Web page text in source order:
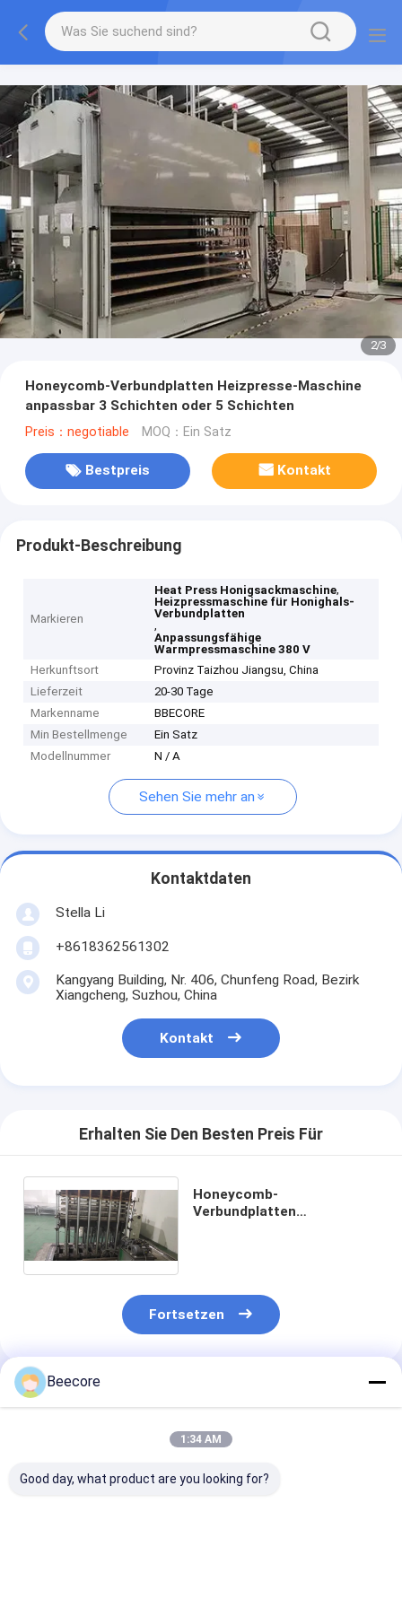
2/3
Honeycomb-Verbundplatten Heizpresse-Maschine
anpassbar 3 Schichten oder 5 Schichten
Preis：negotiable MOQ：Ein Satz
Bestpreis Kontakt
Produkt-Beschreibung
Markieren
Heat Press Honigsackmaschine,
Heizpressmaschine für Honighals-
Verbundplatten
,
Anpassungsfähige
Warmpressmaschine 380 V
Herkunftsort
Provinz Taizhou Jiangsu, China
Lieferzeit
20-30 Tage
Markenname
BBECORE
Min Bestellmenge
Ein Satz
Modellnummer
N / A
Sehen Sie mehr an
Kontaktdaten
Stella Li
+8618362561302
Kangyang Building, Nr. 406, Chunfeng Road, Bezirk
Xiangcheng, Suzhou, China
Kontakt
Erhalten Sie Den Besten Preis Für
Honeycomb-
Verbundplatten
Fortsetzen
Empfohlene Produkte
Beecore
1:34 AM
Good day, what product are you looking for?